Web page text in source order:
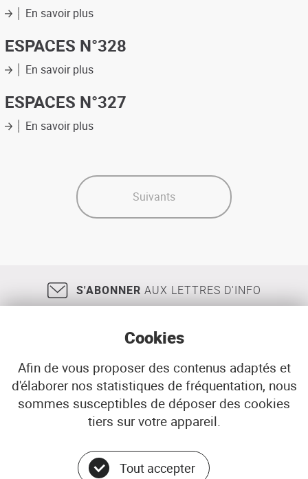
réforme
et
tourisme
En savoir plussur
N°
331
:
la
destination
France
ESPACES N°328
En savoir plussur
N°328
ESPACES N°327
En savoir plussur
Suivants
S'ABONNER AUX LETTRES D'INFO
18, rue Jean Jaurès 29200 BREST
02 98 33 51 71
CONTACT
Cookies
Afin de vous proposer des contenus adaptés et
d'élaborer nos statistiques de fréquentation, nous
sommes susceptibles de déposer des cookies
tiers sur votre appareil.
Tout accepter